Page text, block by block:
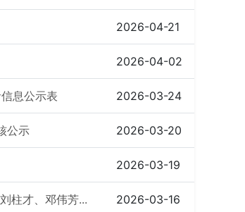
2026-04-21
2026-04-02
息公示表 2026-03-24
公示 2026-03-20
2026-03-19
柱才、邓伟芳... 2026-03-16